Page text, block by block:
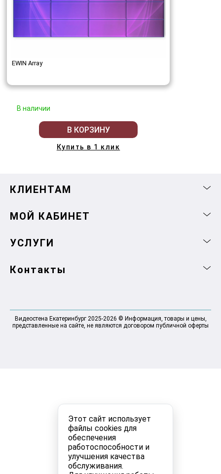
Этот сайт использует
файлы cookies для
обеспечения
работоспособности и
улучшения качества
обслуживания.
EWIN Array
В наличии
В КОРЗИНУ
Купить в 1 клик
КЛИЕНТАМ
МОЙ КАБИНЕТ
УСЛУГИ
Контакты
Видеостена Екатеринбург 2025-2026 © Информация, товары и цены,
представленные на сайте, не являются договором публичной оферты